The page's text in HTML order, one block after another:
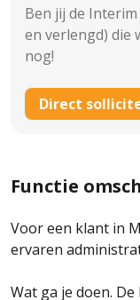
Ben jij de
en verlengd) die
nog!
Direct
Functie
Voor een klant in
ervaren
Wat ga je doen.